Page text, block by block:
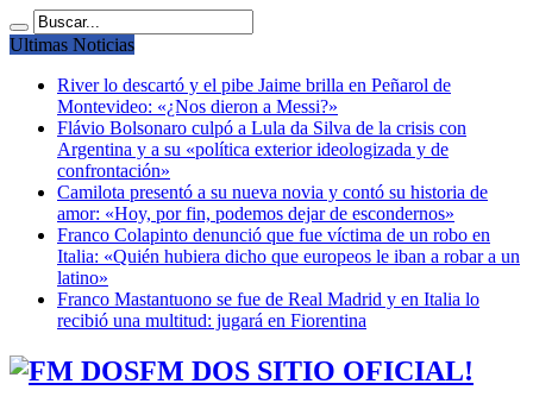
Ultimas Noticias
River lo descartó y el pibe Jaime brilla en Peñarol de
Montevideo: «¿Nos dieron a Messi?»
Flávio Bolsonaro culpó a Lula da Silva de la crisis con
Argentina y a su «política exterior ideologizada y de
confrontación»
Camilota presentó a su nueva novia y contó su historia de
amor: «Hoy, por fin, podemos dejar de escondernos»
Franco Colapinto denunció que fue víctima de un robo en
Italia: «Quién hubiera dicho que europeos le iban a robar a un
latino»
Franco Mastantuono se fue de Real Madrid y en Italia lo
recibió una multitud: jugará en Fiorentina
FM DOS SITIO OFICIAL!